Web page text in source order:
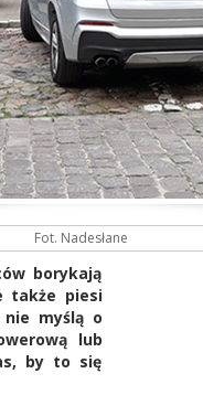
Fot. Nadesłane
borykają
także piesi
nie myślą o
lub
by to się